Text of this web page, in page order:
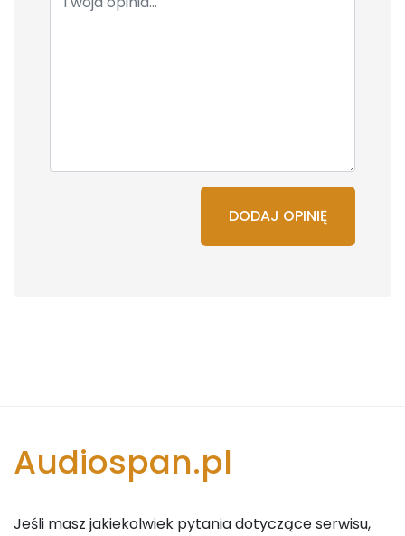
DODAJ OPINIĘ
Audiospan.pl
Jeśli masz jakiekolwiek pytania dotyczące serwisu,